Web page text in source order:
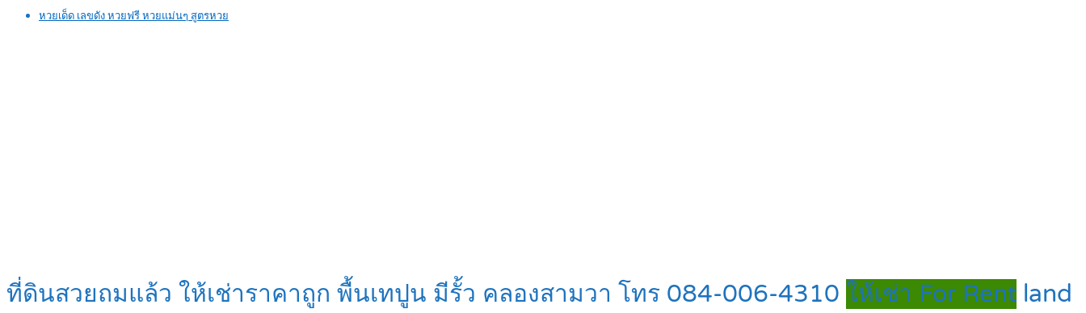
หวยเด็ด เลขดัง หวยฟรี หวยแม่นๆ สูตรหวย
ที่ดินสวยถมแล้ว ให้เช่าราคาถูก พื้นเทปูน มีรั้ว คลองสามวา โทร 084-006-4310 ให้เช่า For Rent land